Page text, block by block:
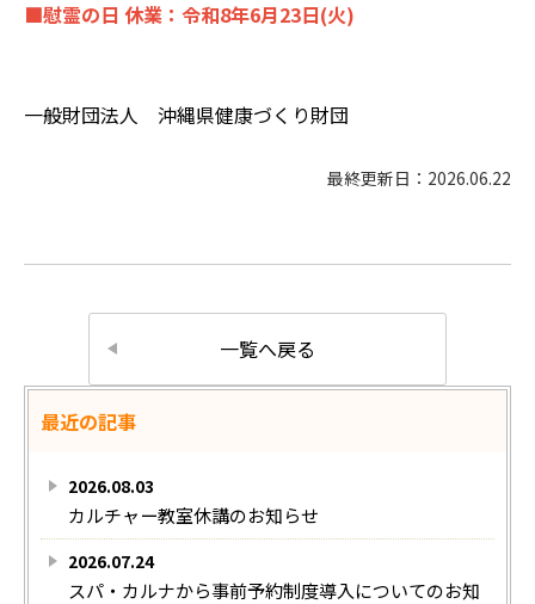
■慰霊の日 休業：令和8年6月23日(火)
一般財団法人 沖縄県健康づくり財団
最終更新日：2026.06.22
一覧へ戻る
最近の記事
2026.08.03
カルチャー教室休講のお知らせ
2026.07.24
スパ・カルナから事前予約制度導入についてのお知